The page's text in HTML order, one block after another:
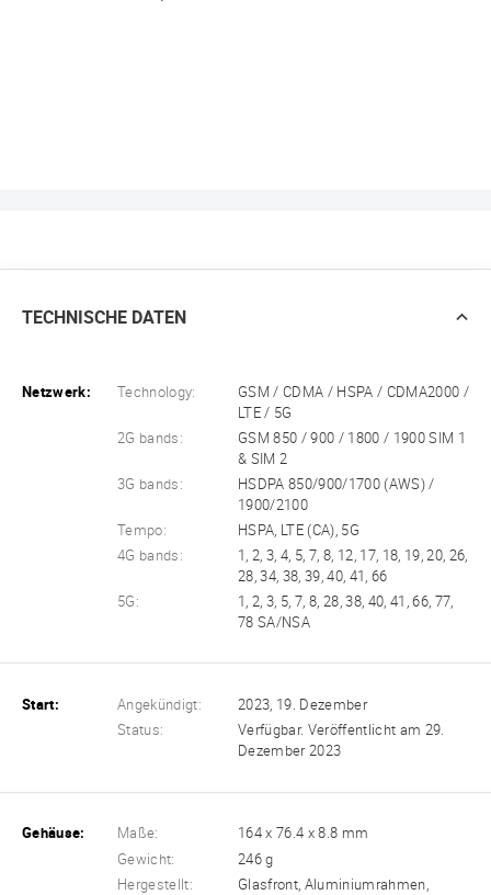
TECHNISCHE DATEN
Netzwerk: Technology:
GSM / CDMA / HSPA / CDMA2000 /
LTE / 5G
2G bands:
GSM 850 / 900 / 1800 / 1900 SIM 1
& SIM 2
3G bands:
HSDPA 850/900/1700 (AWS) /
1900/2100
Tempo:
HSPA, LTE (CA), 5G
4G bands:
1, 2, 3, 4, 5, 7, 8, 12, 17, 18, 19, 20, 26,
28, 34, 38, 39, 40, 41, 66
5G:
1, 2, 3, 5, 7, 8, 28, 38, 40, 41, 66, 77,
78 SA/NSA
Start: Angekündigt:
2023, 19. Dezember
Status:
Verfügbar. Veröffentlicht am 29.
Dezember 2023
Gehäuse: Maße:
164 x 76.4 x 8.8 mm
Gewicht:
246 g
Hergestellt:
Glasfront, Aluminiumrahmen,